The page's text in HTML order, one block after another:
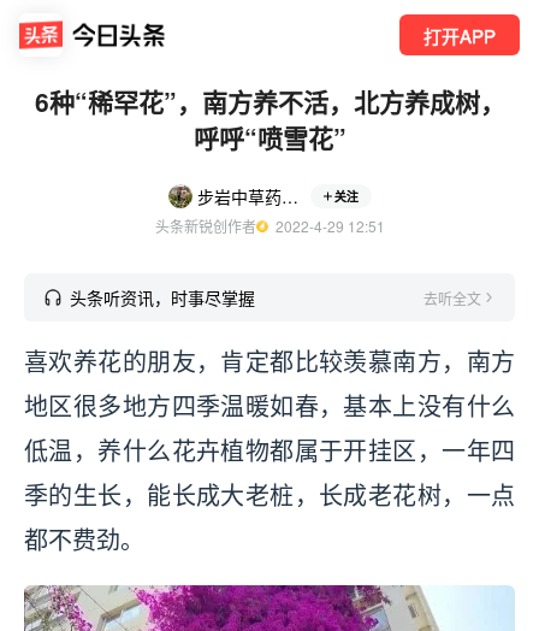
打开APP
6种“稀罕花”，南方养不活，北方养成树，
呼呼“喷雪花”
步岩中草药花园 关注
头条新锐创作者
  2022-4-29 12:51
头条听资讯，时事尽掌握 去听全文
喜欢养花的朋友，肯定都比较羡慕南方，南方
地区很多地方四季温暖如春，基本上没有什么
低温，养什么花卉植物都属于开挂区，一年四
季的生长，能长成大老桩，长成老花树，一点
都不费劲。